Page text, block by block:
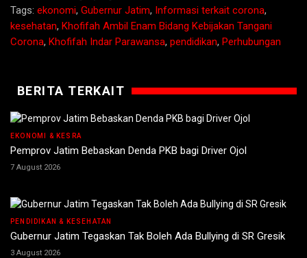
Tags: ekonomi, Gubernur Jatim, Informasi terkait corona,
kesehatan, Khofifah Ambil Enam Bidang Kebijakan Tangani
Corona, Khofifah Indar Parawansa, pendidikan, Perhubungan
BERITA TERKAIT
EKONOMI & KESRA
Pemprov Jatim Bebaskan Denda PKB bagi Driver Ojol
7 August 2026
PENDIDIKAN & KESEHATAN
Gubernur Jatim Tegaskan Tak Boleh Ada Bullying di SR Gresik
3 August 2026